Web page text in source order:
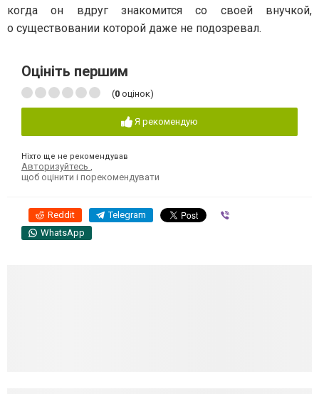
когда он вдруг знакомится со своей внучкой,
о существовании которой даже не подозревал.
Оцініть першим
(0 оцінок)
Я рекомендую
Ніхто ще не рекомендував
Авторизуйтесь ,
щоб оцінити і порекомендувати
Reddit Telegram
WhatsApp